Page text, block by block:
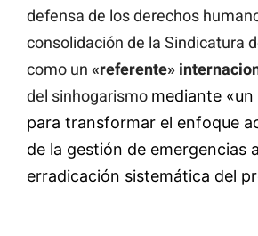
defensa de los derechos
consolidación de la Sindicatura
como un «referente»
del sinhogarismo mediante
para transformar el enfoque
de la gestión de emergencias
erradicación sistemática del